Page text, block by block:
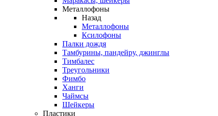
Металлофоны
Назад
Металлофоны
Ксилофоны
Палки дождя
Тамбурины, пандейру, джинглы
Тимбалес
Треугольники
Фимбо
Ханги
Чаймсы
Шейкеры
Пластики